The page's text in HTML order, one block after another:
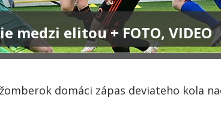
medzi elitou + FOTO, VIDEO
domáci zápas deviateho kola